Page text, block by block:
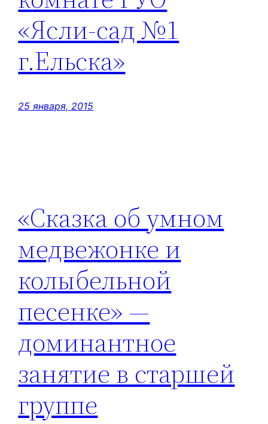
«Ясли-сад №1
г.Ельска»
25 января, 2015
«Сказка об умном
медвежонке и
колыбельной
песенке» —
доминантное
занятие в старшей
группе